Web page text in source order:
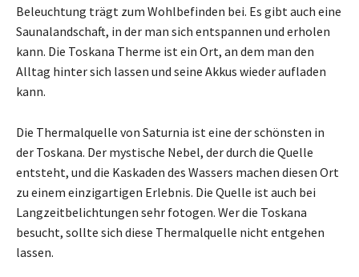
Beleuchtung trägt zum Wohlbefinden bei. Es gibt auch eine
Saunalandschaft, in der man sich entspannen und erholen
kann. Die Toskana Therme ist ein Ort, an dem man den
Alltag hinter sich lassen und seine Akkus wieder aufladen
kann.
Die Thermalquelle von Saturnia ist eine der schönsten in
der Toskana. Der mystische Nebel, der durch die Quelle
entsteht, und die Kaskaden des Wassers machen diesen Ort
zu einem einzigartigen Erlebnis. Die Quelle ist auch bei
Langzeitbelichtungen sehr fotogen. Wer die Toskana
besucht, sollte sich diese Thermalquelle nicht entgehen
lassen.